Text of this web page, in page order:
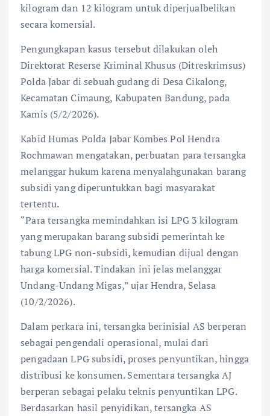
kilogram dan 12 kilogram untuk diperjualbelikan
secara komersial.
Pengungkapan kasus tersebut dilakukan oleh
Direktorat Reserse Kriminal Khusus (Ditreskrimsus)
Polda Jabar di sebuah gudang di Desa Cikalong,
Kecamatan Cimaung, Kabupaten Bandung, pada
Kamis (5/2/2026).
Kabid Humas Polda Jabar Kombes Pol Hendra
Rochmawan mengatakan, perbuatan para tersangka
melanggar hukum karena menyalahgunakan barang
subsidi yang diperuntukkan bagi masyarakat
tertentu.
“Para tersangka memindahkan isi LPG 3 kilogram
yang merupakan barang subsidi pemerintah ke
tabung LPG non-subsidi, kemudian dijual dengan
harga komersial. Tindakan ini jelas melanggar
Undang-Undang Migas,” ujar Hendra, Selasa
(10/2/2026).
Dalam perkara ini, tersangka berinisial AS berperan
sebagai pengendali operasional, mulai dari
pengadaan LPG subsidi, proses penyuntikan, hingga
distribusi ke konsumen. Sementara tersangka AJ
berperan sebagai pelaku teknis penyuntikan LPG.
Berdasarkan hasil penyidikan, tersangka AS